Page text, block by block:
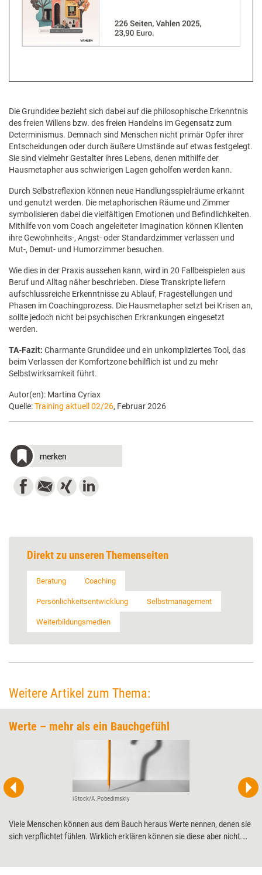
Die Grundidee bezieht sich dabei auf die philosophische Erkenntnis
des freien Willens bzw. des freien Handelns im Gegensatz zum
Determinismus. Demnach sind Menschen nicht primär Opfer ihrer
Entscheidungen oder durch äußere Umstände auf etwas festgelegt.
Sie sind vielmehr Gestalter ihres Lebens, denen mithilfe der
Hausmetapher aus schwierigen Lagen geholfen werden kann.
Durch Selbstreflexion können neue Handlungsspielräume erkannt
und genutzt werden. Die metaphorischen Räume und Zimmer
symbolisieren dabei die vielfältigen Emotionen und Befindlichkeiten.
Mithilfe von vom Coach angeleiteter Imagination können Klienten
ihre Gewohnheits-, Angst- oder Standardzimmer verlassen und
Mut-, Demut- und Humorzimmer besuchen.
Wie dies in der Praxis aussehen kann, wird in 20 Fallbeispielen aus
Beruf und Alltag näher beschrieben. Diese Transkripte liefern
aufschlussreiche Erkenntnisse zu Ablauf, Fragestellungen und
Phasen im Coachingprozess. Die Hausmetapher setzt bei Krisen an,
sollte jedoch nicht bei psychischen Erkrankungen eingesetzt
werden.
TA-Fazit: Charmante Grundidee und ein unkompliziertes Tool, das
beim Verlassen der Komfortzone behilflich ist und zu mehr
Selbstwirksamkeit führt.
Autor(en): Martina Cyriax
Quelle:Training aktuell 02/26, Februar 2026
merken
Direkt zu unseren Themenseiten
Beratung Coaching
Persönlichkeitsentwicklung Selbstmanagement
Weiterbildungsmedien
Weitere Artikel zum Thema:
Werte – mehr als ein Bauchgefühl
iStock/A_Pobedimskiy
Viele Menschen können aus dem Bauch heraus Werte nennen, denen sie
sich verpflichtet fühlen. Wirklich erklären können sie diese aber nicht.